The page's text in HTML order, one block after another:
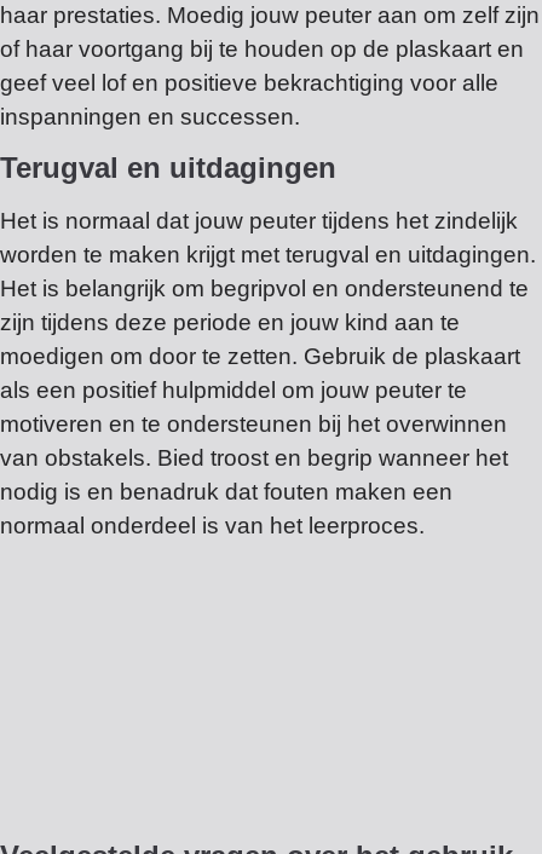
haar prestaties. Moedig jouw peuter aan om zelf zijn
of haar voortgang bij te houden op de plaskaart en
geef veel lof en positieve bekrachtiging voor alle
inspanningen en successen.
Terugval en uitdagingen
Het is normaal dat jouw peuter tijdens het zindelijk
worden te maken krijgt met terugval en uitdagingen.
Het is belangrijk om begripvol en ondersteunend te
zijn tijdens deze periode en jouw kind aan te
moedigen om door te zetten. Gebruik de plaskaart
als een positief hulpmiddel om jouw peuter te
motiveren en te ondersteunen bij het overwinnen
van obstakels. Bied troost en begrip wanneer het
nodig is en benadruk dat fouten maken een
normaal onderdeel is van het leerproces.